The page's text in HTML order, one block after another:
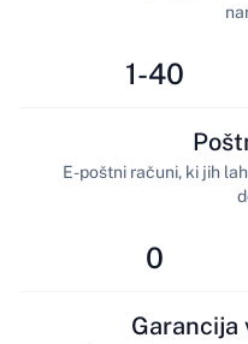
1-40
0
E-poštni računi, ki jih
Garancija